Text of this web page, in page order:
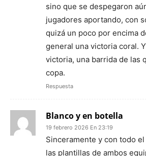
sino que se despegaron
jugadores aportando, con
quizá un poco por encima
general una victoria coral.
victoria, una barrida de las
copa.
Respuesta
Blanco y en botella
19 febrero 2026 En 23:19
Sinceramente y con todo
las plantillas de ambos